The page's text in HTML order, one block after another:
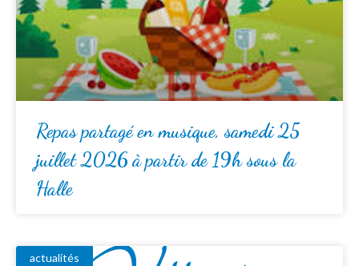
Repas partagé en musique, samedi 25
juillet 2026 à partir de 19h sous la
Halle
actualités